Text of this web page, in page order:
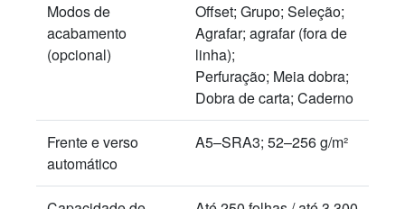
Modos de
acabamento
(opcional)
Offset; Grupo; Seleção;
Agrafar; agrafar (fora de
linha);
Perfuração; Meia dobra;
Dobra de carta; Caderno
Frente e verso
automático
A5–SRA3; 52–256 g/m²